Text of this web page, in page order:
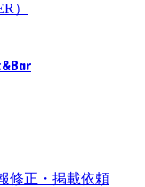
）
修正・掲載依頼